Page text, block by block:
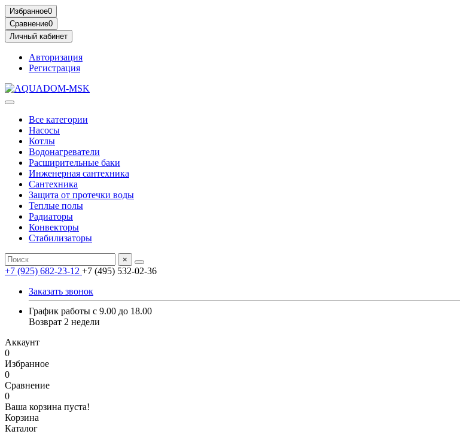
Избранное0
Сравнение0
Личный кабинет
Авторизация
Регистрация
Все категории
Насосы
Котлы
Водонагреватели
Расширительные баки
Инженерная сантехника
Сантехника
Защита от протечки воды
Теплые полы
Радиаторы
Конвекторы
Стабилизаторы
×
+7 (925) 682-23-12 +7 (495) 532-02-36
Заказать звонок
График работы с 9.00 до 18.00
Возврат 2 недели
Аккаунт
0
Избранное
0
Сравнение
0
Ваша корзина пуста!
Корзина
Каталог